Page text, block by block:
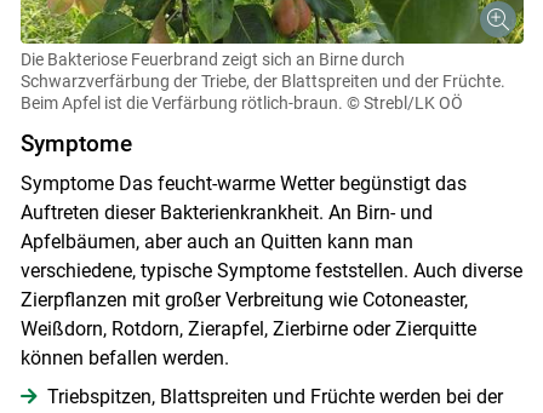
Die Bakteriose Feuerbrand zeigt sich an Birne durch
Schwarzverfärbung der Triebe, der Blattspreiten und der Früchte.
Beim Apfel ist die Verfärbung rötlich-braun. © Strebl/LK OÖ
Symptome
Symptome Das feucht-warme Wetter begünstigt das
Auftreten dieser Bakterienkrankheit. An Birn- und
Apfelbäumen, aber auch an Quitten kann man
verschiedene, typische Symptome feststellen. Auch diverse
Zierpflanzen mit großer Verbreitung wie Cotoneaster,
Weißdorn, Rotdorn, Zierapfel, Zierbirne oder Zierquitte
können befallen werden.
Triebspitzen, Blattspreiten und Früchte werden bei der